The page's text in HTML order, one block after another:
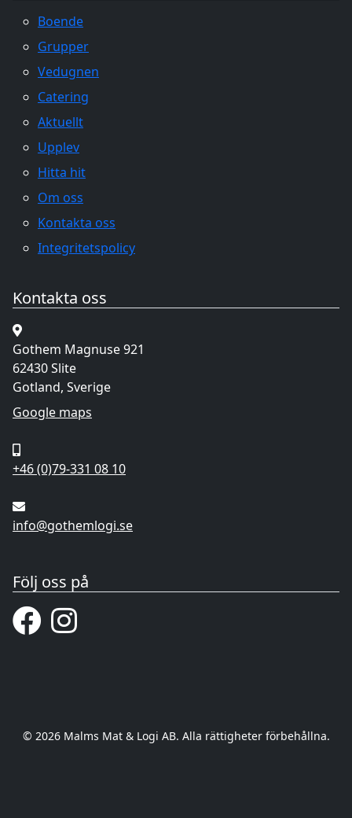
Boende
Grupper
Vedugnen
Catering
Aktuellt
Upplev
Hitta hit
Om oss
Kontakta oss
Integritetspolicy
Kontakta oss
Gothem Magnuse 921
62430 Slite
Gotland, Sverige
Google maps
+46 (0)79-331 08 10
info@gothemlogi.se
Följ oss på
© 2026 Malms Mat & Logi AB. Alla rättigheter förbehållna.